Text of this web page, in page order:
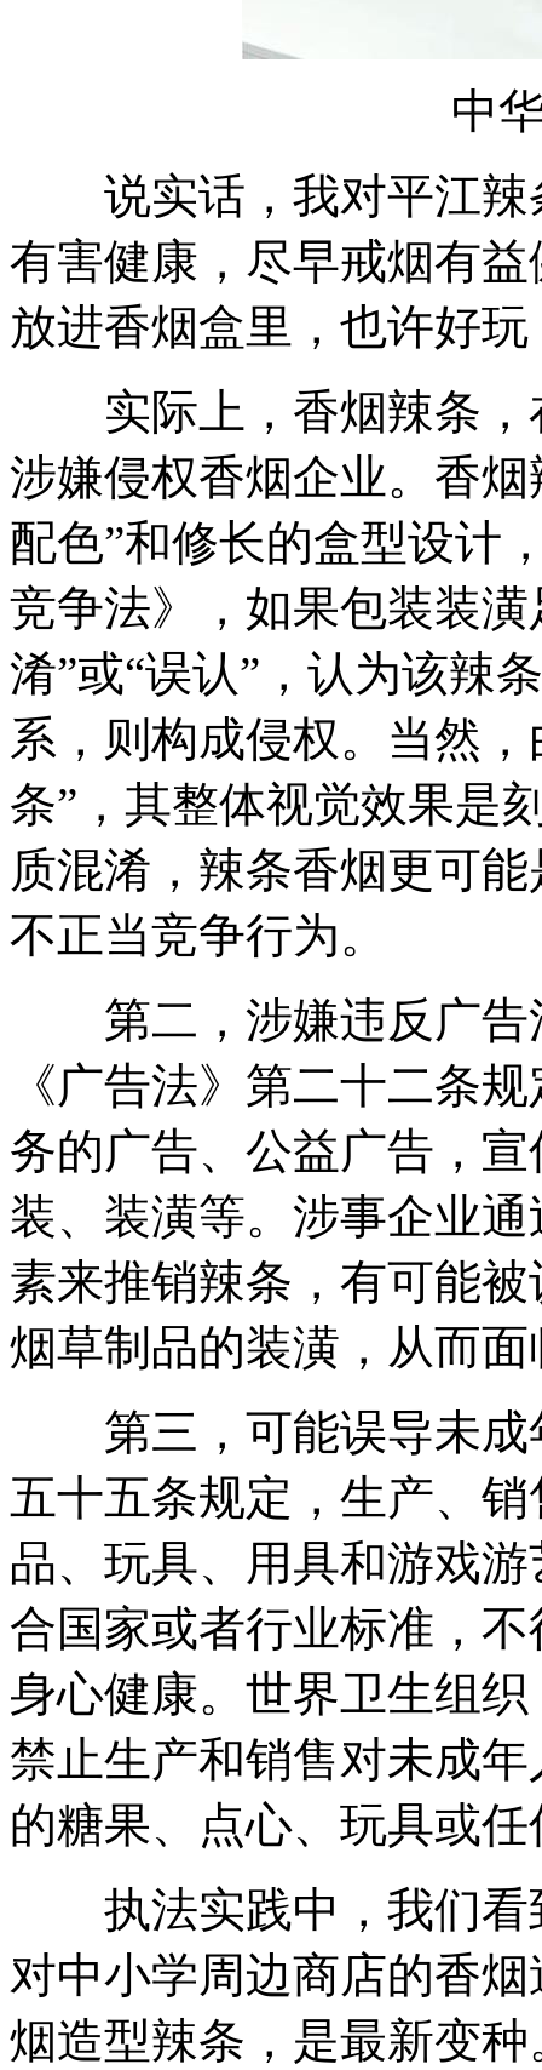
中华
说实话，我对平江辣
有害健康，尽早戒烟有
放进香烟盒里，也许好
实际上，香烟辣条，
涉嫌侵权香烟企业。香
配色”和修长的盒型设计
竞争法》，如果包装装
淆”或“误认”，认为该辣
系，则构成侵权。当然
条”，其整体视觉效果是
质混淆，辣条香烟更可
不正当竞争行为。
第二，涉嫌违反广告
《广告法》第二十二条
务的广告、公益广告，
装、装潢等。涉事企业
素来推销辣条，有可能
烟草制品的装潢，从而
第三，可能误导未成
五十五条规定，生产、
品、玩具、用具和游戏
合国家或者行业标准，
身心健康。世界卫生组
禁止生产和销售对未成
的糖果、点心、玩具或
执法实践中，我们看
对中小学周边商店的香
烟造型辣条，是最新变